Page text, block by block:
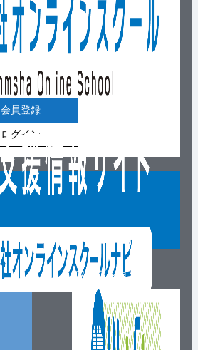
会員登録
ログイン
ウェブショップ